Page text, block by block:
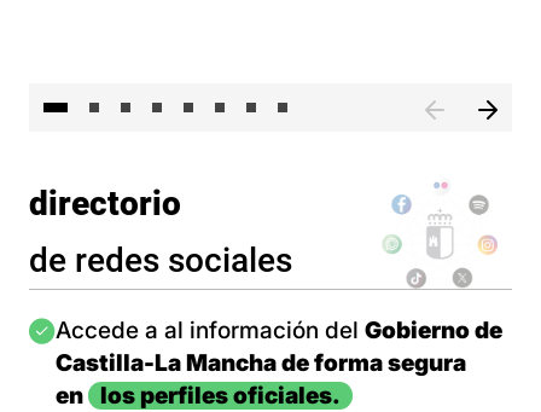
directorio
de redes sociales
Imagen
Accede a al información del Gobierno de
Castilla-La Mancha de forma segura
en
los perfiles oficiales.